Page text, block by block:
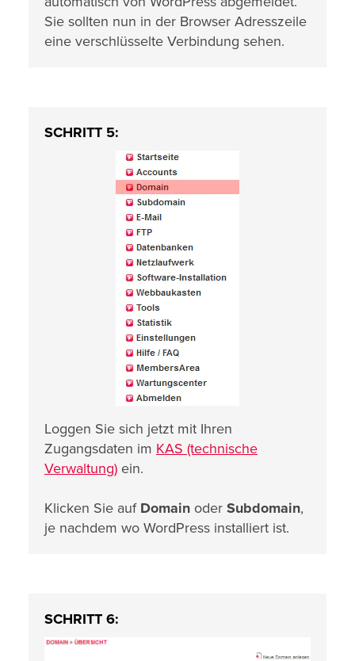
Sie sollten nun in der Browser Adresszeile
eine verschlüsselte Verbindung sehen.
SCHRITT 5:
Loggen Sie sich jetzt mit Ihren
Zugangsdaten im KAS (technische
Verwaltung) ein.
Klicken Sie auf Domain oder Subdomain,
je nachdem wo WordPress installiert ist.
SCHRITT 6: